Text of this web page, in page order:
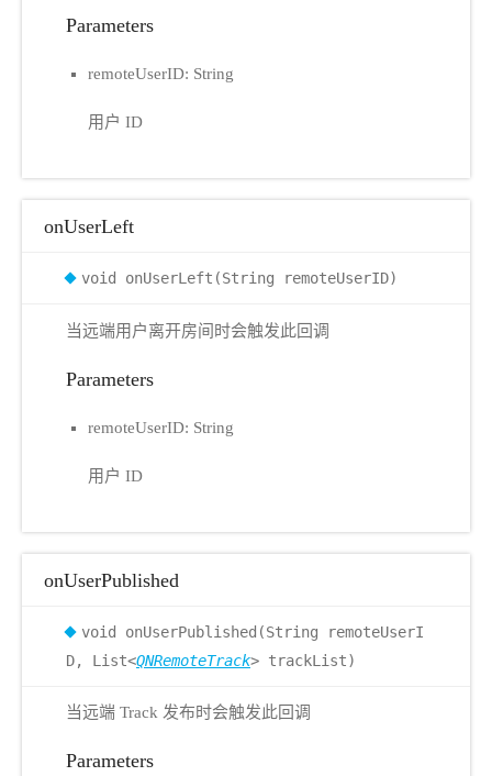
Parameters
remoteUserID: String
用户 ID
onUserLeft
void onUserLeft(String remoteUserID)
当远端用户离开房间时会触发此回调
Parameters
remoteUserID: String
用户 ID
onUserPublished
void onUserPublished(String remoteUserI
D, List<QNRemoteTrack> trackList)
当远端 Track 发布时会触发此回调
Parameters